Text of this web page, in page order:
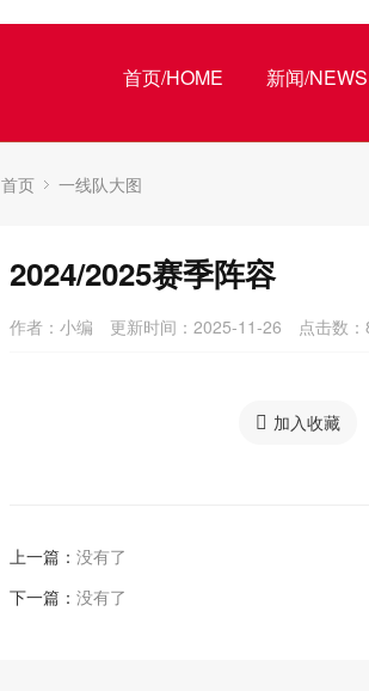
首页/HOME 新闻/NEWS
首页 一线队大图
2024/2025赛季阵容
作者：小编 更新时间：2025-11-26 点击数：
加入收藏
上一篇： 没有了
下一篇： 没有了